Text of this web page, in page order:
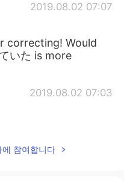
2019.08.02 07:07
correcting! Would
いた is more
2019.08.02 07:03
참여합니다